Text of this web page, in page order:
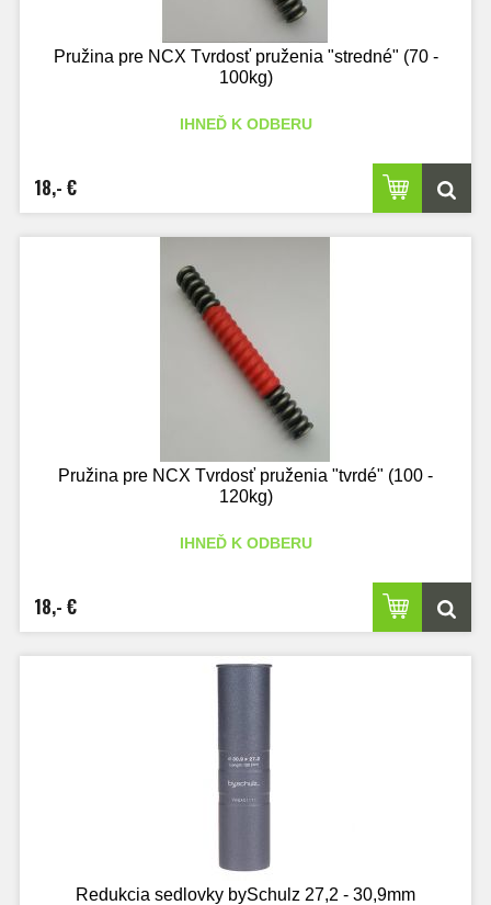
Pružina pre NCX Tvrdosť pruženia "stredné" (70 -
100kg)
IHNEĎ K ODBERU
18,- €
Pružina pre NCX Tvrdosť pruženia "tvrdé" (100 -
120kg)
IHNEĎ K ODBERU
18,- €
Redukcia sedlovky bySchulz 27,2 - 30,9mm